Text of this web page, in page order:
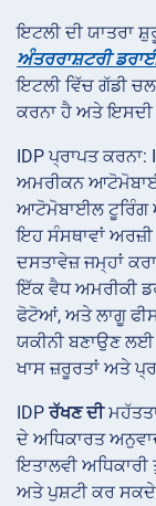
ਇਟਲੀ ਦੀ ਯਾਤਰਾ
ਅੰਤਰਰਾਸ਼ਟਰੀ
ਇਟਲੀ ਵਿੱਚ ਗੱਡੀ
ਕਰਨਾ ਹੈ ਅਤੇ ਇਸਦੀ
IDP ਪ੍ਰਾਪਤ ਕਰਨਾ:
ਅਮਰੀਕਨ
ਆਟੋਮੋਬਾਈਲ ਟੂਰਿੰਗ
ਇਹ ਸੰਸਥਾਵਾਂ
ਦਸਤਾਵੇਜ਼ ਜਮ੍ਹਾਂ
ਇੱਕ ਵੈਧ ਅਮਰੀਕੀ
ਫੋਟੋਆਂ, ਅਤੇ ਲਾਗੂ
ਯਕੀਨੀ ਬਣਾਉਣ ਲਈ
ਖਾਸ ਜ਼ਰੂਰਤਾਂ ਅਤੇ
IDP ਰੱਖਣ ਦੀ
ਦੇ ਅਧਿਕਾਰਤ
ਇਤਾਲਵੀ
ਅਤੇ ਪੁਸ਼ਟੀ ਕਰ ਸਕਦੇ